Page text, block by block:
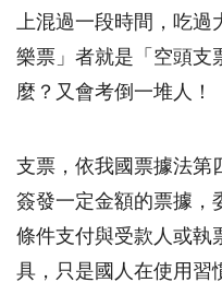
上混過一段時間，吃過
樂票」者就是「空頭支
麼？又會考倒一堆人！
支票，依我國票據法第
簽發一定金額的票據，
條件支付與受款人或執
具，只是國人在使用習